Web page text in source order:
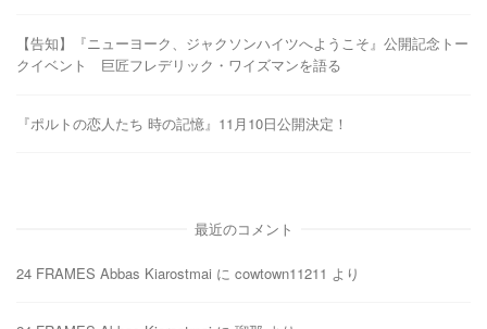
【告知】『ニューヨーク、ジャクソンハイツへようこそ』公開記念トー
クイベント 巨匠フレデリック・ワイズマンを語る
『ポルトの恋人たち 時の記憶』11月10日公開決定！
最近のコメント
24 FRAMES Abbas Kiarostmai に cowtown11211 より